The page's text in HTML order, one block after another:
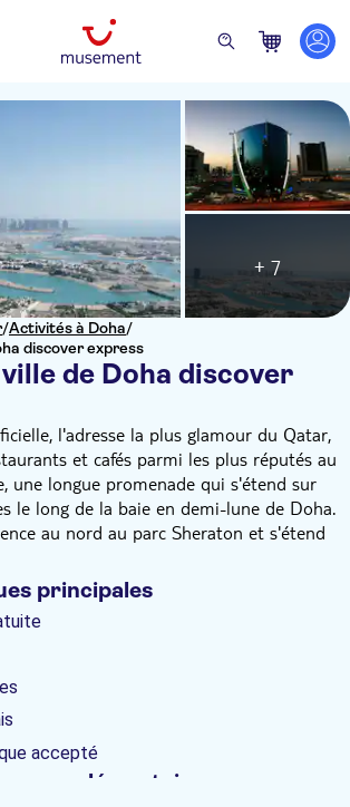
/Activités à Doha/
discover express
de Doha discover
+ 7
l'adresse la plus glamour du Qatar,
et cafés parmi les plus réputés au
une longue promenade qui s'étend sur
le long de la baie en demi-lune de Doha.
au nord au parc Sheraton et s'étend
national au sud.
trouverez des restaurants, des
en plein air, le musée d'art islamique et
est le lieu de nombreuses activités
des expositions d'art, des films, des
et des festivals. Il a été construit de
un village qatari traditionnel avec
principales
accepté
supplémentaires